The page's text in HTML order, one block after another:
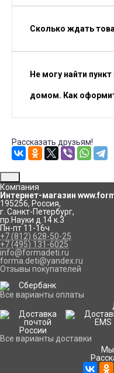
Сколько ждать
Не могу найти
домом. Как
Рассказать друзьям!
Компания
Интернет-магазин
195256, Россия,
г. Санкт-Петербург,
пр.Науки д.14 к.3
Пн-пт 11-16ч
+7 (812) 628-50-25
+7 (495) 131-6025
info@formadeti.ru
forma.deti@yandex.ru
Отзывы покупателей
Все варианты оплаты
Все варианты доставки
Мы